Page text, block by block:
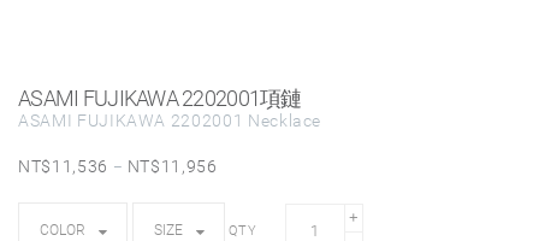
ASAMI FUJIKAWA 2202001項鏈
ASAMI FUJIKAWA 2202001 Necklace
NT$11,536 – NT$11,956
QTY